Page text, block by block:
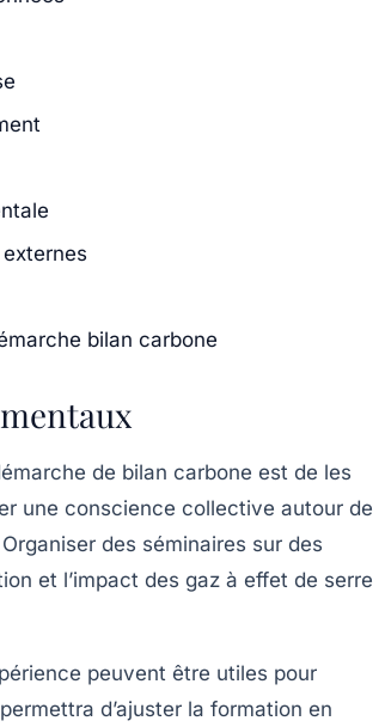
bilan carbone
de bilan carbone est de les
une conscience collective autour de
des séminaires sur des
et l’impact des gaz à effet de serre
peuvent être utiles pour
d’ajuster la formation en